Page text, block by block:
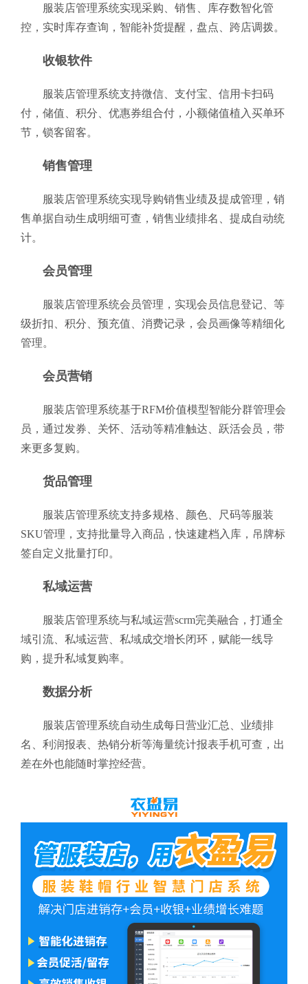
服装店管理系统实现采购、销售、库存数智化管
控，实时库存查询，智能补货提醒，盘点、跨店调拨。
收银软件
服装店管理系统支持微信、支付宝、信用卡扫码
付，储值、积分、优惠券组合付，小额储值植入买单环
节，锁客留客。
销售管理
服装店管理系统实现导购销售业绩及提成管理，销
售单据自动生成明细可查，销售业绩排名、提成自动统
计。
会员管理
服装店管理系统会员管理，实现会员信息登记、等
级折扣、积分、预充值、消费记录，会员画像等精细化
管理。
会员营销
服装店管理系统基于RFM价值模型智能分群管理会
员，通过发券、关怀、活动等精准触达、跃活会员，带
来更多复购。
货品管理
服装店管理系统支持多规格、颜色、尺码等服装
SKU管理，支持批量导入商品，快速建档入库，吊牌标
签自定义批量打印。
私域运营
服装店管理系统与私域运营scrm完美融合，打通全
域引流、私域运营、私域成交增长闭环，赋能一线导
购，提升私域复购率。
数据分析
服装店管理系统自动生成每日营业汇总、业绩排
名、利润报表、热销分析等海量统计报表手机可查，出
差在外也能随时掌控经营。